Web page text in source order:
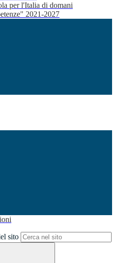
per l'Italia di domani
2021-2027
sito